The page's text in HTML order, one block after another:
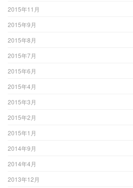
2015年11月
2015年9月
2015年8月
2015年7月
2015年6月
2015年4月
2015年3月
2015年2月
2015年1月
2014年9月
2014年4月
2013年12月